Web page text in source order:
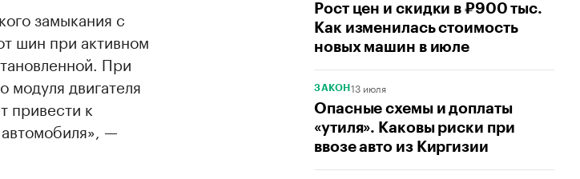
Рост цен и скидки в ₽900 тыс.
Как изменилась стоимость
новых машин в июле
ЗАКОН 13 июля
Опасные схемы и доплаты
«утиля». Каковы риски при
ввозе авто из Киргизии
замыкания с
шин при активном
При
модуля двигателя
привести к
—